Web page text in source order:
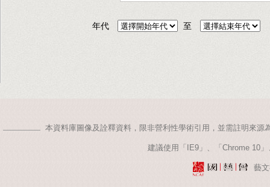
年代 至
本資料庫圖像及詮釋資料，限非營利性學術引用，並需註明來
建議使用「IE9」、「Chrome 10
藝